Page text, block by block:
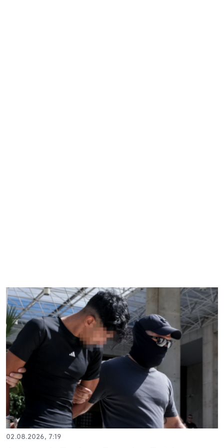
02.08.2026, 7:19